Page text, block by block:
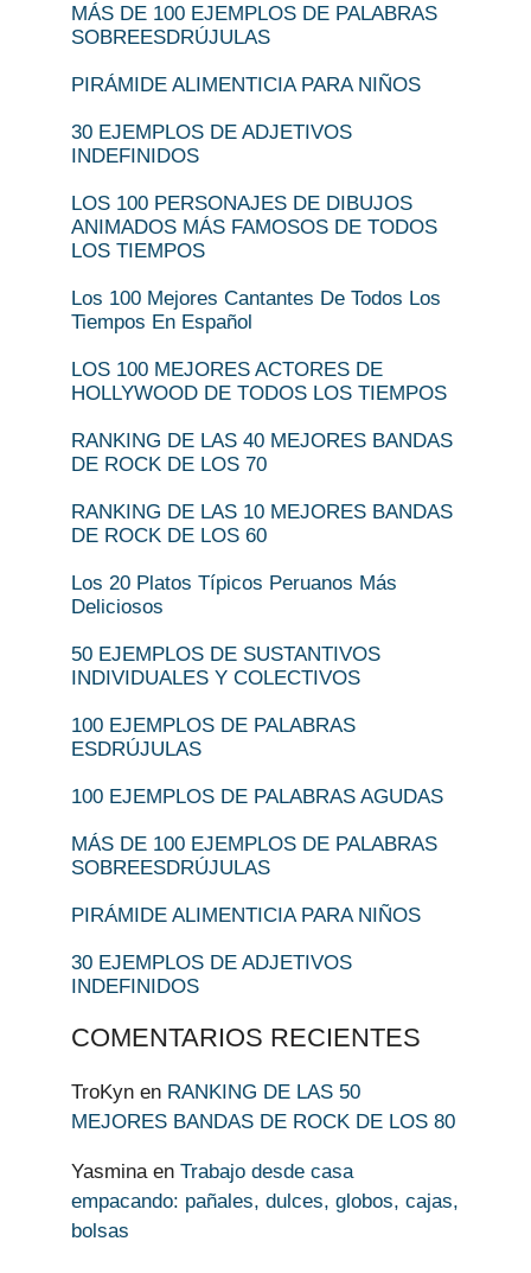
MÁS DE 100 EJEMPLOS DE PALABRAS
SOBREESDRÚJULAS
PIRÁMIDE ALIMENTICIA PARA NIÑOS
30 EJEMPLOS DE ADJETIVOS
INDEFINIDOS
LOS 100 PERSONAJES DE DIBUJOS
ANIMADOS MÁS FAMOSOS DE TODOS
LOS TIEMPOS
Los 100 Mejores Cantantes De Todos Los
Tiempos En Español
LOS 100 MEJORES ACTORES DE
HOLLYWOOD DE TODOS LOS TIEMPOS
RANKING DE LAS 40 MEJORES BANDAS
DE ROCK DE LOS 70
RANKING DE LAS 10 MEJORES BANDAS
DE ROCK DE LOS 60
Los 20 Platos Típicos Peruanos Más
Deliciosos
50 EJEMPLOS DE SUSTANTIVOS
INDIVIDUALES Y COLECTIVOS
100 EJEMPLOS DE PALABRAS
ESDRÚJULAS
100 EJEMPLOS DE PALABRAS AGUDAS
MÁS DE 100 EJEMPLOS DE PALABRAS
SOBREESDRÚJULAS
PIRÁMIDE ALIMENTICIA PARA NIÑOS
30 EJEMPLOS DE ADJETIVOS
INDEFINIDOS
COMENTARIOS RECIENTES
TroKyn en RANKING DE LAS 50
MEJORES BANDAS DE ROCK DE LOS 80
Yasminaen Trabajo desde casa
empacando: pañales, dulces, globos, cajas,
bolsas